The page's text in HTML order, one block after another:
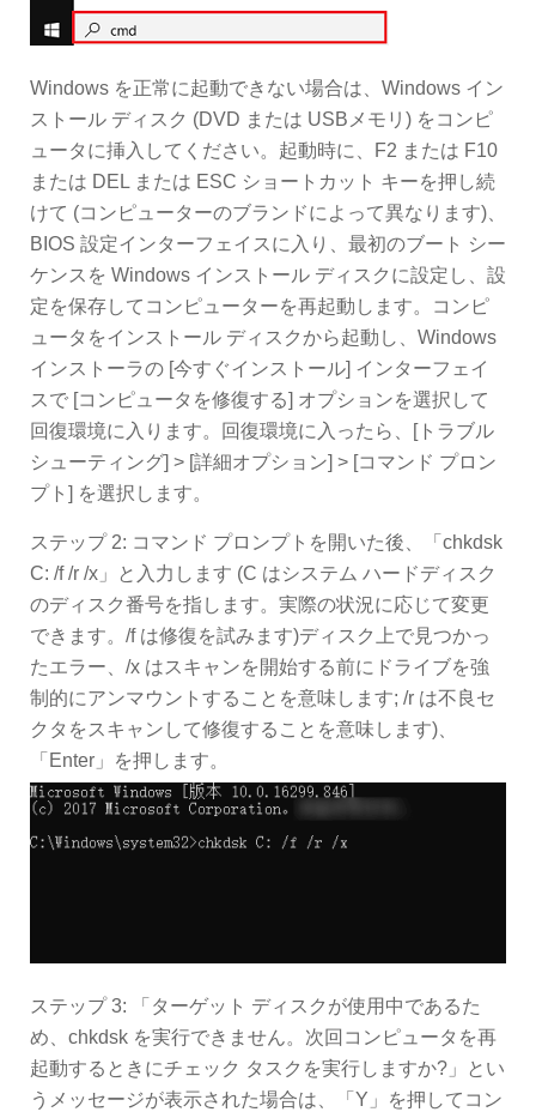
Windows を正常に起動できない場合は、Windows イン
ストール ディスク (DVD または USBメモリ) をコンピ
ュータに挿入してください。起動時に、F2 または F10
または DEL または ESC ショートカット キーを押し続
けて (コンピューターのブランドによって異なります)、
BIOS 設定インターフェイスに入り、最初のブート シー
ケンスを Windows インストール ディスクに設定し、設
定を保存してコンピューターを再起動します。コンピ
ュータをインストール ディスクから起動し、Windows
インストーラの [今すぐインストール] インターフェイ
スで [コンピュータを修復する] オプションを選択して
回復環境に入ります。回復環境に入ったら、[トラブル
シューティング] > [詳細オプション] > [コマンド プロン
プト] を選択します。
ステップ 2: コマンド プロンプトを開いた後、「chkdsk
C: /f /r /x」と入力します (C はシステム ハードディスク
のディスク番号を指します。実際の状況に応じて変更
できます。/f は修復を試みます)ディスク上で見つかっ
たエラー、/x はスキャンを開始する前にドライブを強
制的にアンマウントすることを意味します; /r は不良セ
クタをスキャンして修復することを意味します)、
「Enter」を押します。
ステップ 3: 「ターゲット ディスクが使用中であるた
め、chkdsk を実行できません。次回コンピュータを再
起動するときにチェック タスクを実行しますか?」とい
うメッセージが表示された場合は、「Y」を押してコン